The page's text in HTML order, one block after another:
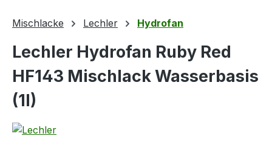
Mischlacke Lechler Hydrofan
Lechler Hydrofan Ruby Red
HF143 Mischlack Wasserbasis
(1l)